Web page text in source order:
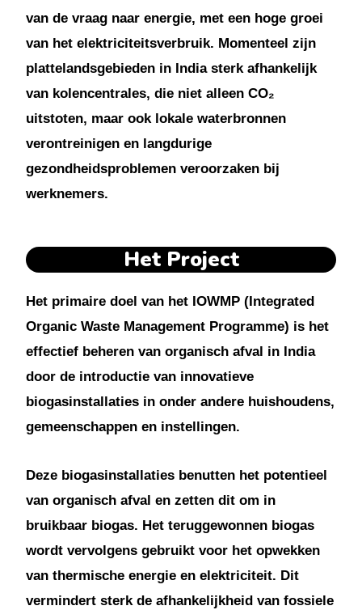
van de vraag naar energie, met een hoge groei
van het elektriciteitsverbruik. Momenteel zijn
plattelandsgebieden in India sterk afhankelijk
van kolencentrales, die niet alleen CO₂
uitstoten, maar ook lokale waterbronnen
verontreinigen en langdurige
gezondheidsproblemen veroorzaken bij
werknemers.
Het Project
Het primaire doel van het IOWMP (Integrated
Organic Waste Management Programme) is het
effectief beheren van organisch afval in India
door de introductie van innovatieve
biogasinstallaties in onder andere huishoudens,
gemeenschappen en instellingen.
Deze biogasinstallaties benutten het potentieel
van organisch afval en zetten dit om in
bruikbaar biogas. Het teruggewonnen biogas
wordt vervolgens gebruikt voor het opwekken
van thermische energie en elektriciteit. Dit
vermindert sterk de afhankelijkheid van fossiele